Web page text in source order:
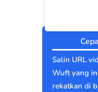
Salin URL
Wuft yang
rekatkan di